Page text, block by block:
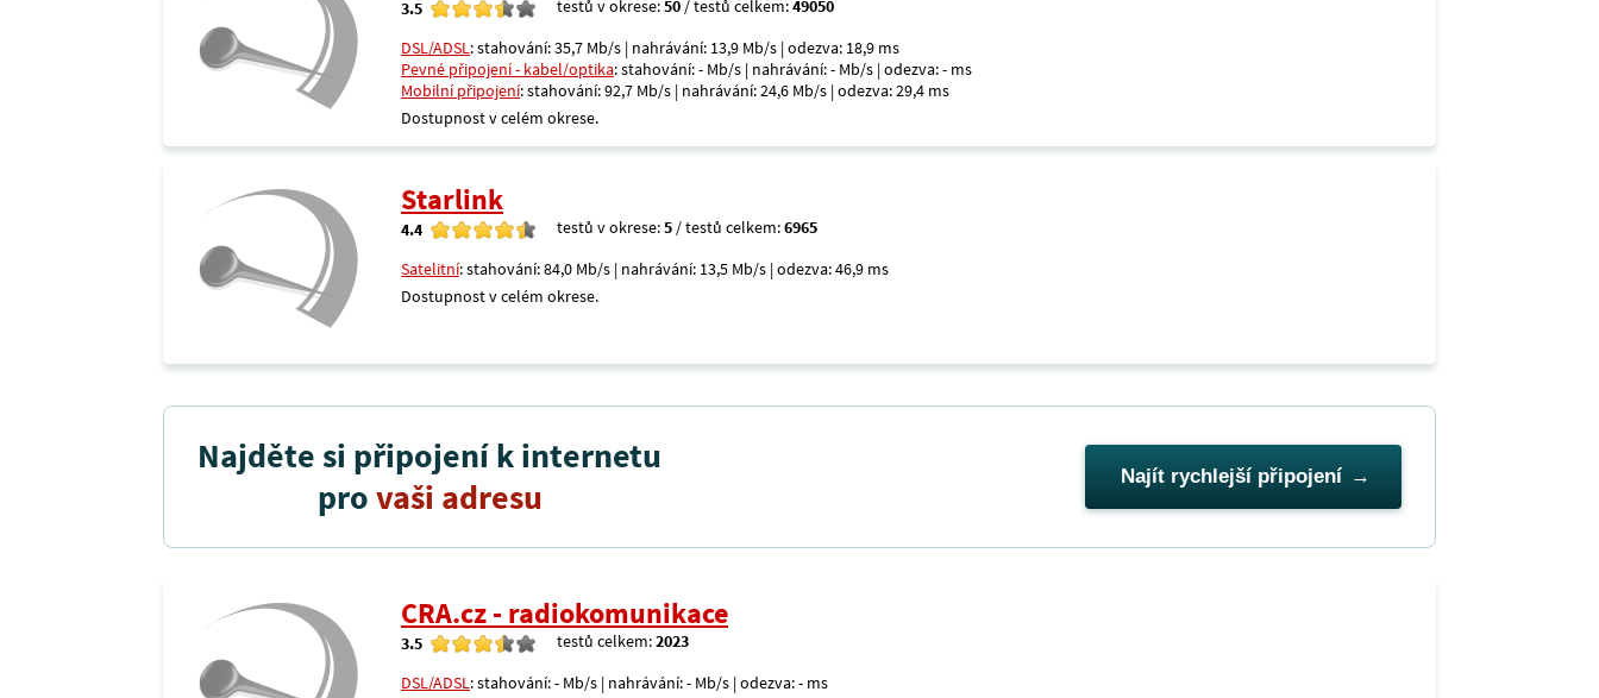
3.5 testů v okrese:50 / testů celkem:49050
DSL/ADSL: stahování: 35,7 Mb/s | nahrávání: 13,9 Mb/s | odezva: 18,9 ms
Pevné připojení - kabel/optika: stahování: - Mb/s | nahrávání: - Mb/s | odezva: - ms
Mobilní připojení: stahování: 92,7 Mb/s | nahrávání: 24,6 Mb/s | odezva: 29,4 ms
Dostupnost v celém okrese.
Starlink
4.4 testů v okrese:5 / testů celkem:6965
Satelitní: stahování: 84,0 Mb/s | nahrávání: 13,5 Mb/s | odezva: 46,9 ms
Dostupnost v celém okrese.
Najděte si připojení k internetu
provaši adresu Najít rychlejší připojení
CRA.cz - radiokomunikace
3.5 testů celkem:2023
DSL/ADSL: stahování: - Mb/s | nahrávání: - Mb/s | odezva: - ms